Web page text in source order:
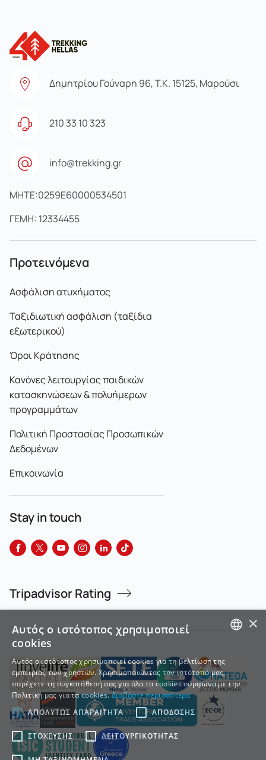
Δημητρίου Γούναρη 96, Τ.Κ. 15125, Μαρούσι
210 33 10 323
info@trekking.gr
MHTE:0259E60000534501
ΓΕΜΗ: 12334455
Προτεινόμενα
Ασφάλιση ατυχήματος
Ταξιδιωτική ασφάλιση (ταξίδια
εξωτερικού)
Όροι Κράτησης
Κανόνες λειτουργίας παιδικών
κατασκηνώσεων & πολυήμερων
προγραμμάτων
Πολιτική Προστασίας Προσωπικών
Δεδομένων
Επικοινωνία
Stay in touch
Tripadvisor Rating
ENGLISH
×
Αυτός ο ιστότοπος χρησιμοποιεί
cookies
Αυτός ο ιστότοπος χρησιμοποιεί cookies για τη βελτίωση της
εμπειρίας των χρηστών. Χρησιμοποιώντας τον ιστότοπό μας,
παρέχετε τη συγκατάθεσή σας για όλα τα cookies σύμφωνα με την
Πολιτική μας για τα cookies.Διαβάστε περισσότερα
ΑΠΟΛΎΤΩΣ ΑΠΑΡΑΊΤΗΤΑ
ΑΠΌΔΟΣΗΣ
ΣΤΌΧΕΥΣΗΣ ΛΕΙΤΟΥΡΓΙΚΌΤΗΤΑΣ